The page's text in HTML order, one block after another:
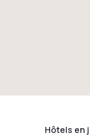
Hôtels en